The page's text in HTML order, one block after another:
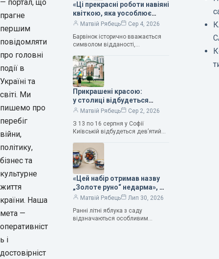
— портал, що
прагне
першим
повідомляти
про головні
події в
Україні та
світі. Ми
пишемо про
перебіг
війни,
політику,
бізнес та
культурне
життя
країни. Наша
мета —
оперативніст
ь і
достовірніст
«Ці прекрасні роботи навіяні
квіткою, яка уособлює
нескінченне кохання», —
Людмила Карпінська-
Романюк
Матвій Рябець
Сер 4, 2026
Барвінок історично вважається
символом відданості,
та тривалого подружнього союзу.
Саме тому ця рослина надихала і
продовжує надихати митців на
Прикрашені красою:
у столиці відбудеться
дев’ятий фестиваль
Матвій Рябець
Сер 2, 2026
З 13 по 16 серпня у Софії
Київській відбудеться дев’ятий
мистецтв Bouquet Kyiv Stage. Ця
подія традиційно…
«Цей набір отримав назву
„Золоте руно“ недарма», —
колекціонерка Людмила
Матвій Рябець
Лип 30, 2026
Ранні літні яблука з саду
відзначаються особливим